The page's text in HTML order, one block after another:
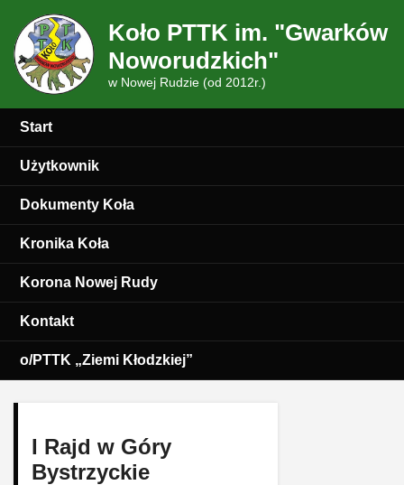
Koło PTTK im. "Gwarków
Noworudzkich"
w Nowej Rudzie (od 2012r.)
Start
Użytkownik
Dokumenty Koła
Kronika Koła
Korona Nowej Rudy
Kontakt
o/PTTK „Ziemi Kłodzkiej”
I Rajd w Góry
Bystrzyckie